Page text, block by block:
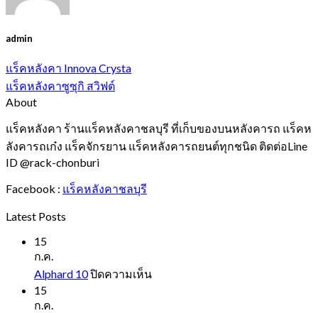
admin
แร็คหลังคา Innova Crysta
แร็คหลังคาซูซุกิ สวิฟต์
About
แร็คหลังคา ร้านแร็คหลังคาชลบุรี ที่เก็บของบนหลังคารถ แร็คห
ลังคารถเก๋ง แร็คจักรยาน แร็คหลังคารถยนต์ทุกชนิด ติดต่อLine
ID @rack-chonburi
Facebook : แร็คหลังคาชลบุรี
Latest Posts
15
ก.ค.
Alphard 10ปิดความเห็นบน
15
ก.ค.